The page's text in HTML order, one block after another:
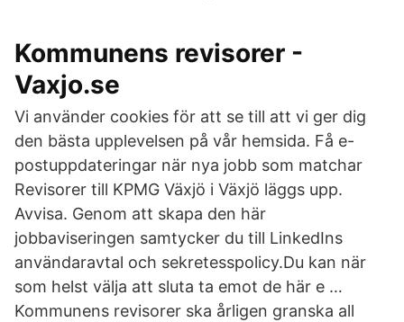
Kommunens revisorer -
Vaxjo.se
Vi använder cookies för att se till att vi ger dig
den bästa upplevelsen på vår hemsida. Få e-
postuppdateringar när nya jobb som matchar
Revisorer till KPMG Växjö i Växjö läggs upp.
Avvisa. Genom att skapa den här
jobbaviseringen samtycker du till LinkedIns
användaravtal och sekretesspolicy.Du kan när
som helst välja att sluta ta emot de här e …
Kommunens revisorer ska årligen granska all